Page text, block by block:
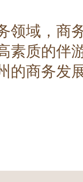
领域，商
素质的伴
的商务发